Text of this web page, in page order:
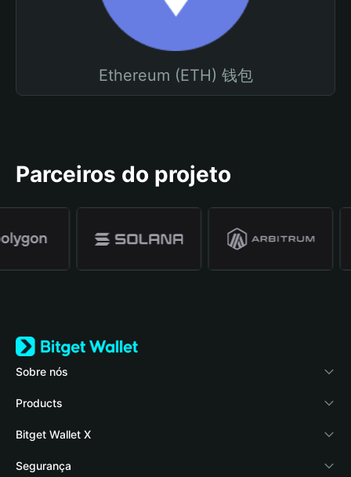
Ethereum (ETH) 钱包
Parceiros do projeto
Sobre nós
Bitget Wallet
Blog
Verificação de autenticidade
Products
Crypto Card
Stablecoin Earn
Bitget Wallet X
Listagem de DApps
Segurança